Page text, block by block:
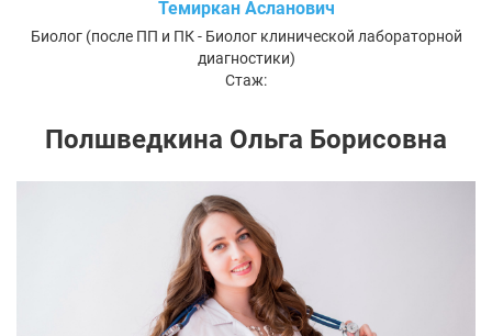
Темиркан Асланович
Биолог (после ПП и ПК - Биолог клинической лабораторной
диагностики)
Стаж:
Полшведкина Ольга Борисовна